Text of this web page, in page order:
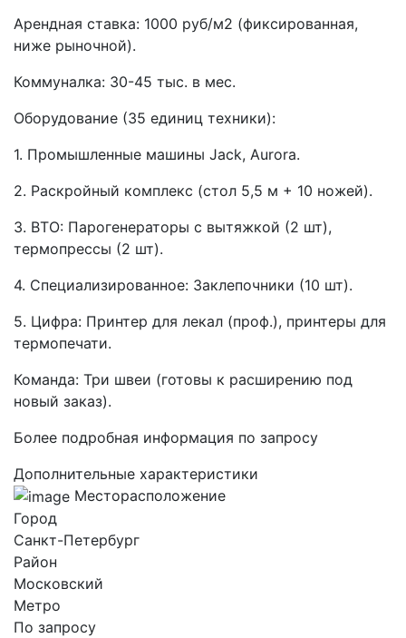
Арендная ставка: 1000 руб/м2 (фиксированная,
ниже рыночной).
Коммуналка: 30-45 тыс. в мес.
Оборудование (35 единиц техники):
1. Промышленные машины Jack, Aurora.
2. Раскройный комплекс (стол 5,5 м + 10 ножей).
3. ВТО: Парогенераторы с вытяжкой (2 шт),
термопрессы (2 шт).
4. Специализированное: Заклепочники (10 шт).
5. Цифра: Принтер для лекал (проф.), принтеры для
термопечати.
Команда: Три швеи (готовы к расширению под
новый заказ).
Более подробная информация по запросу
Дополнительные характеристики
Месторасположение
Город
Санкт-Петербург
Район
Московский
Метро
По запросу